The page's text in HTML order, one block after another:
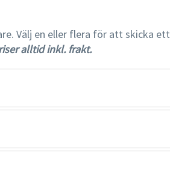
Välj en eller flera för att skicka ett
alltid inkl. frakt.